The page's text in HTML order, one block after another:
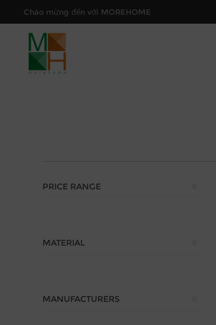
Chào mừng đến với MOREHOME
PRICE RANGE
MATERIAL
MANUFACTURERS